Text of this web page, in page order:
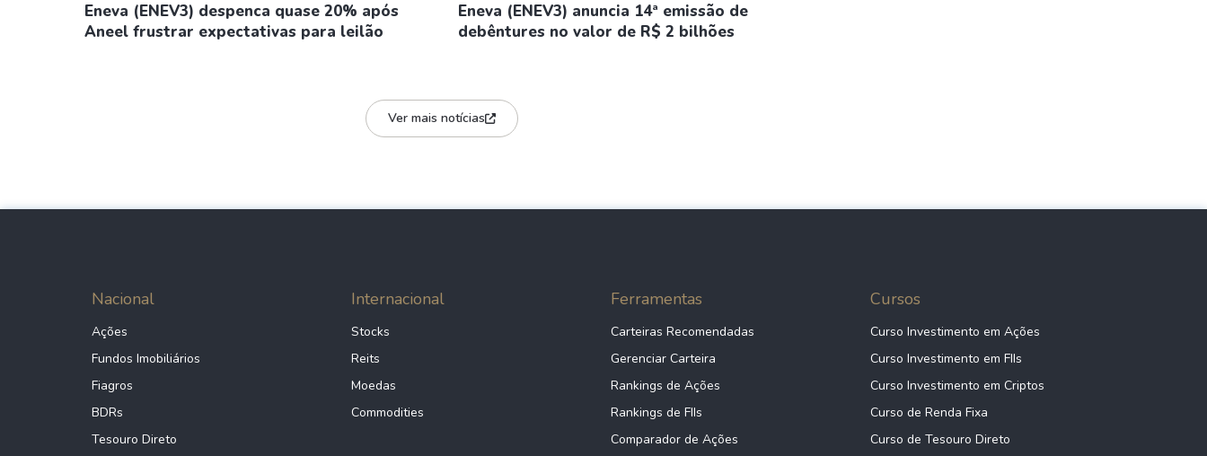
Eneva (ENEV3) despenca quase 20% após
Aneel frustrar expectativas para leilão
Eneva (ENEV3) anuncia 14ª emissão de
debêntures no valor de R$ 2 bilhões
Ver mais notícias
Nacional
Ações
Fundos Imobiliários
Fiagros
BDRs
Tesouro Direto
Internacional
Stocks
Reits
Moedas
Commodities
Ferramentas
Carteiras Recomendadas
Gerenciar Carteira
Rankings de Ações
Rankings de FIIs
Comparador de Ações
Cursos
Curso Investimento em Ações
Curso Investimento em FIIs
Curso Investimento em Criptos
Curso de Renda Fixa
Curso de Tesouro Direto